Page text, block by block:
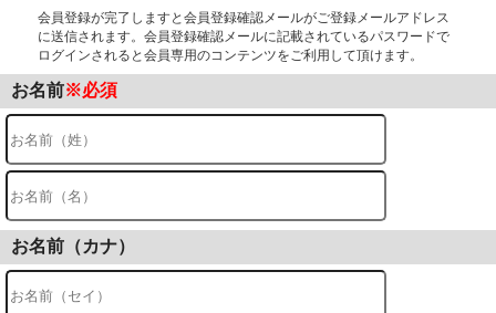
会員登録が完了しますと会員登録確認メールがご登録メールアドレス
に送信されます。会員登録確認メールに記載されているパスワードで
ログインされると会員専用のコンテンツをご利用して頂けます。
お名前※必須
お名前（カナ）